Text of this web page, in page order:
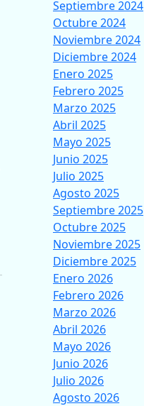
Septiembre 2024
Octubre 2024
Noviembre 2024
Diciembre 2024
Enero 2025
Febrero 2025
Marzo 2025
Abril 2025
Mayo 2025
Junio 2025
Julio 2025
Agosto 2025
Septiembre 2025
Octubre 2025
Noviembre 2025
Diciembre 2025
Enero 2026
Febrero 2026
Marzo 2026
Abril 2026
Mayo 2026
Junio 2026
Julio 2026
Agosto 2026